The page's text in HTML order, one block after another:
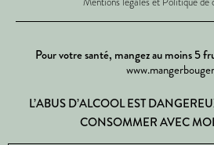
Pour votre santé, mangez au moins 5
L’ABUS D’ALCOOL EST
CONSOMMER AVEC